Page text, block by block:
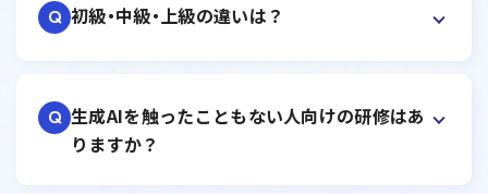
Q 初級・中級・上級の違いは？
Q 生成AIを触ったこともない人向けの研修はあ
りますか？